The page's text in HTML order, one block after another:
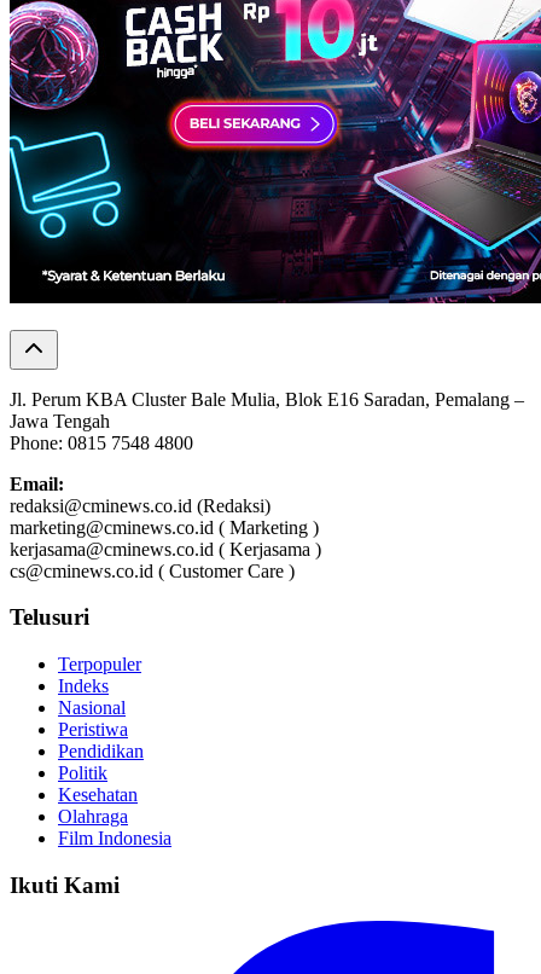
Jl. Perum KBA Cluster Bale Mulia, Blok E16 Saradan, Pemalang –
Jawa Tengah
Phone: 0815 7548 4800
Email:
redaksi@cminews.co.id (Redaksi)
marketing@cminews.co.id ( Marketing )
kerjasama@cminews.co.id ( Kerjasama )
cs@cminews.co.id ( Customer Care )
Telusuri
Terpopuler
Indeks
Nasional
Peristiwa
Pendidikan
Politik
Kesehatan
Olahraga
Film Indonesia
Ikuti Kami